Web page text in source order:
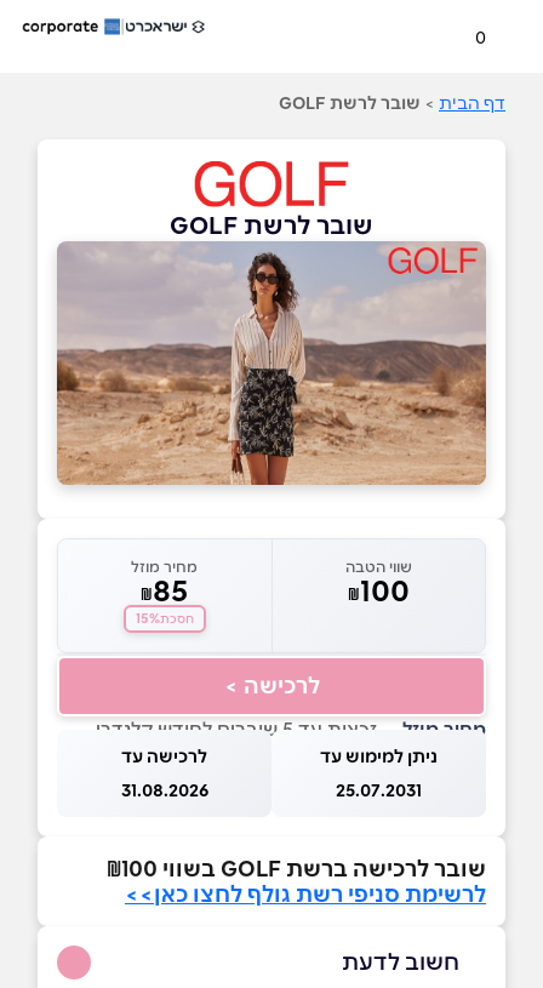
0
דף הבית > שובר לרשת GOLF
שובר לרשת GOLF
שווי הטבה
₪100
מחיר מוזל
₪85
חסכת15%
לרכישה >
מחיר מוזל — זכאות עד 5 שוברים לחודש קלנדרי
ניתן למימוש עד
25.07.2031
לרכישה עד
31.08.2026
שובר לרכישה ברשת GOLF בשווי ₪100
לרשימת סניפי רשת גולף לחצו כאן>>
חשוב לדעת